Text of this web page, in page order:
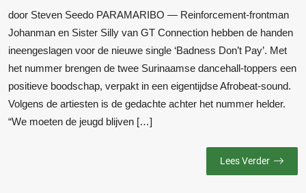
door Steven Seedo PARAMARIBO — Reinforcement-frontman
Johanman en Sister Silly van GT Connection hebben de handen
ineengeslagen voor de nieuwe single ‘Badness Don’t Pay’. Met
het nummer brengen de twee Surinaamse dancehall-toppers een
positieve boodschap, verpakt in een eigentijdse Afrobeat-sound.
Volgens de artiesten is de gedachte achter het nummer helder.
“We moeten de jeugd blijven […]
Lees Verder